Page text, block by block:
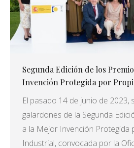
Segunda Edición de los
Invención Protegida por
El pasado 14 de junio de 2023,
galardones de la Segunda
a la Mejor Invención Protegida
Industrial, convocada por la